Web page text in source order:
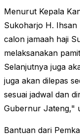
Menurut Kepala
Sukoharjo H. Ihsan
calon jamaah haji
melaksanakan
Selanjutnya juga
juga akan dilepas
sesuai jadwal dan
Gubernur Jateng,"
Bantuan dari